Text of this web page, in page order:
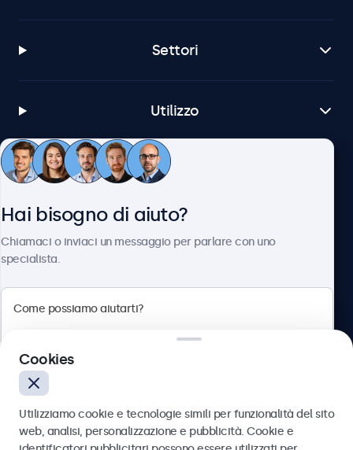
Settori
Utilizzo
Servizio Clienti
Italiano
Hai bisogno di aiuto?
Chiamaci o inviaci un messaggio per parlare con uno
specialista.
Cookies
Utilizziamo cookie e tecnologie simili per funzionalità del sito
web, analisi, personalizzazione e pubblicità. Cookie e